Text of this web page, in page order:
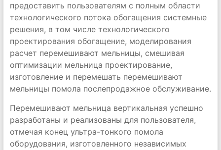
предоставить пользователям с полным области
технологического потока обогащения системные
решения, в том числе технологического
проектирования обогащение, моделирования
расчет перемешивают мельницы, смешивая
оптимизации мельница проектирование,
изготовление и перемешать перемешивают
мельницы помола послепродажное обслуживание.
Перемешивают мельница вертикальная успешно
разработаны и реализованы для пользователя,
отмечая конец ультра-тонкого помола
оборудования, изготовленного независимых